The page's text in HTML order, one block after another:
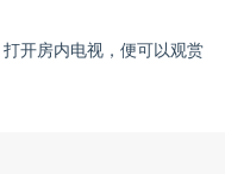
开房内电视，便可以观赏